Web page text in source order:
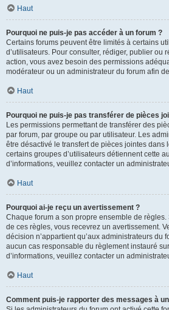
Haut
Pourquoi ne puis-je pas accéder à un forum ?
Certains forums peuvent être limités à certains
d’utilisateurs. Pour consulter, rédiger, publier ou
action, vous avez besoin des permissions
modérateur ou un administrateur du forum afin
Haut
Pourquoi ne puis-je pas transférer de pièces
Les permissions permettant de transférer des
par forum, par groupe ou par utilisateur. Les
être désactivé le transfert de pièces jointes dans
certains groupes d’utilisateurs détiennent cette
d’informations, veuillez contacter un
Haut
Pourquoi ai-je reçu un avertissement ?
Chaque forum a son propre ensemble de
de ces règles, vous recevrez un avertissement.
décision n’appartient qu’aux administrateurs du
aucun cas responsable du règlement instauré
d’informations, veuillez contacter un
Haut
Comment puis-je rapporter des messages à